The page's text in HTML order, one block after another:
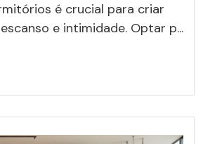
é crucial para criar
e intimidade. Optar p...